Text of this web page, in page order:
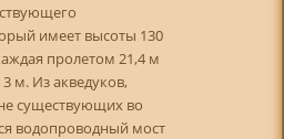
имеет высоты 130
пролетом 21,4 м
м. Из акведуков,
существующих во
водопроводный мост